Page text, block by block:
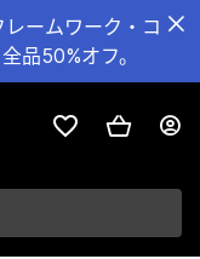
ームワーク・コ
品50%オフ。